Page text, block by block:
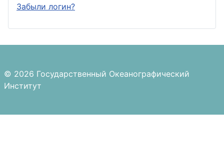
Забыли логин?
© 2026 Государственный Океанографический
Институт